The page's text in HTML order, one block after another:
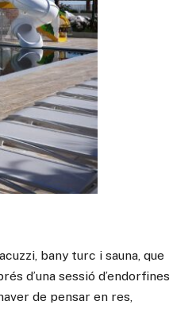
bany turc i sauna, que
d’una sessió d’endorfines
de pensar en res,